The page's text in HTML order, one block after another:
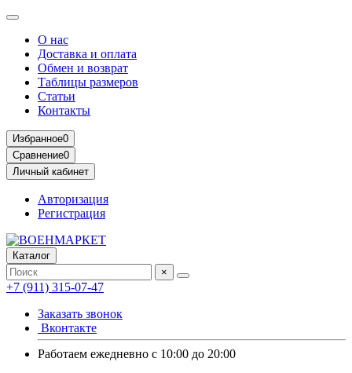
О нас
Доставка и оплата
Обмен и возврат
Таблицы размеров
Статьи
Контакты
Избранное0
Сравнение0
Личный кабинет
Авторизация
Регистрация
Каталог
×
+7 (911) 315-07-47
Заказать звонок
Вконтакте
Работаем ежедневно с 10:00 до 20:00